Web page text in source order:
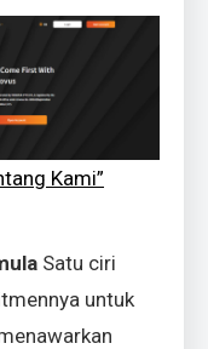
Kami”
Satu ciri
untuk